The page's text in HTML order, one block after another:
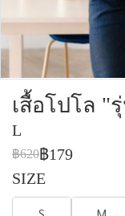
เสื้อโปโล "
L
฿620฿179
SIZE